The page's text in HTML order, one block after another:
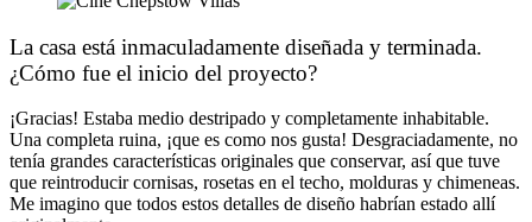
La casa está inmaculadamente diseñada y terminada.
¿Cómo fue el inicio del proyecto?
¡Gracias! Estaba medio destripado y completamente inhabitable.
Una completa ruina, ¡que es como nos gusta! Desgraciadamente, no
tenía grandes características originales que conservar, así que tuve
que reintroducir cornisas, rosetas en el techo, molduras y chimeneas.
Me imagino que todos estos detalles de diseño habrían estado allí